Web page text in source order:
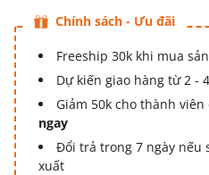
Chính sách - Ưu đãi
Freeship 30k khi mua
Dự kiến giao hàng từ 2 -
Giảm 50k cho thành
ngay
Đổi trả trong 7 ngày nếu
xuất